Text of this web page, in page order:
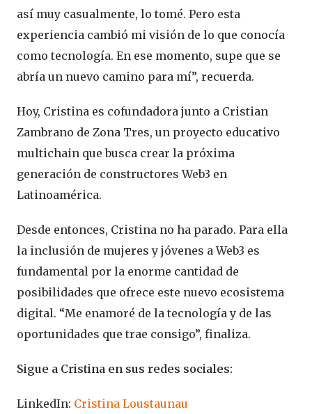
así muy casualmente, lo tomé. Pero esta
experiencia cambió mi visión de lo que conocía
como tecnología. En ese momento, supe que se
abría un nuevo camino para mí”, recuerda.
Hoy, Cristina es cofundadora junto a Cristian
Zambrano de Zona Tres, un proyecto educativo
multichain que busca crear la próxima
generación de constructores Web3 en
Latinoamérica.
Desde entonces, Cristina no ha parado. Para ella
la inclusión de mujeres y jóvenes a Web3 es
fundamental por la enorme cantidad de
posibilidades que ofrece este nuevo ecosistema
digital. “Me enamoré de la tecnología y de las
oportunidades que trae consigo”, finaliza.
Sigue a Cristina en sus redes sociales:
LinkedIn: Cristina Loustaunau